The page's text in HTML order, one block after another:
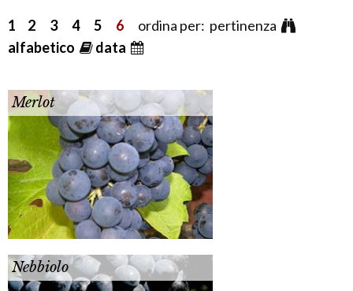
1 2 3 4 5 6 ordina per: pertinenza
alfabetico
data
Merlot
Nebbiolo